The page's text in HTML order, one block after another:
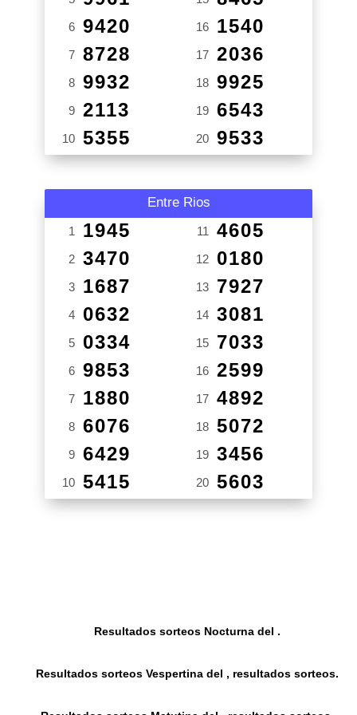
6 9420
7 8728
8 9932
9 2113
10 5355
16 1540
17 2036
18 9925
19 6543
20 9533
Entre Rios
1 1945
2 3470
3 1687
4 0632
5 0334
6 9853
7 1880
8 6076
9 6429
10 5415
11 4605
12 0180
13 7927
14 3081
15 7033
16 2599
17 4892
18 5072
19 3456
20 5603
Resultados sorteos Nocturna del .
Resultados sorteos Vespertina del , resultados sorteos.